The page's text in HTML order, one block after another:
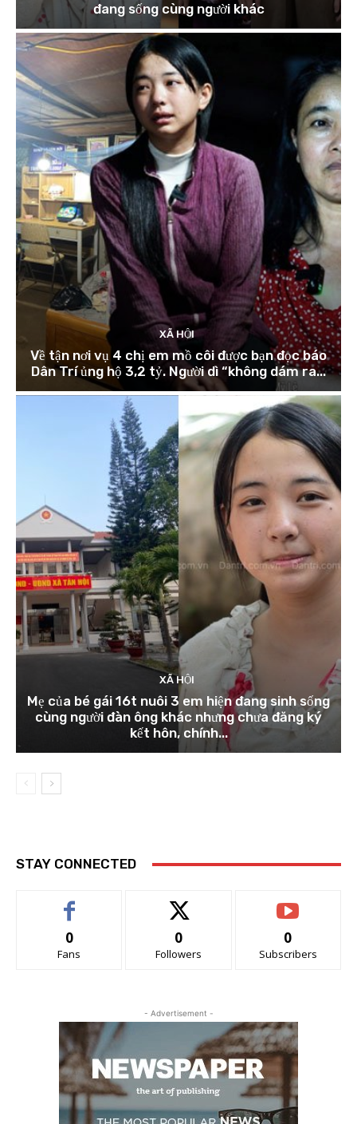
đang sống cùng người khác
XÃ HỘI
Về tận nơi vụ 4 chị em mồ côi được bạn đọc báo
Dân Trí ủng hộ 3,2 tỷ. Người dì “không dám ra...
XÃ HỘI
Mẹ của bé gái 16t nuôi 3 em hiện đang sinh sống
cùng người đàn ông khác nhưng chưa đăng ký
kết hôn, chính...
STAY CONNECTED
0
Fans
0
Followers
0
Subscribers
- Advertisement -